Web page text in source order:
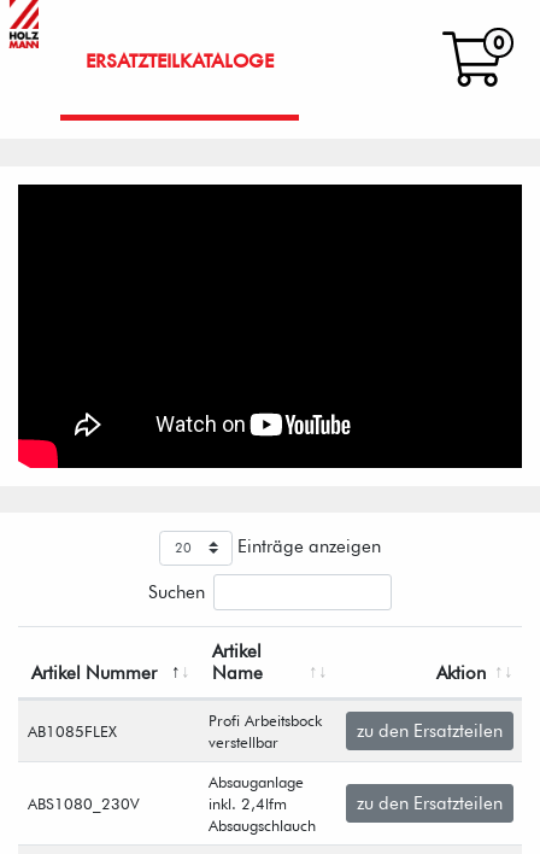
ERSATZTEILKATALOGE
0
Einträge anzeigen
Suchen
Artikel Nummer
Artikel
Name
Aktion
AB1085FLEX
Profi Arbeitsbock
verstellbar
zu den Ersatzteilen
ABS1080_230V
Absauganlage
inkl. 2,4lfm
Absaugschlauch
zu den Ersatzteilen